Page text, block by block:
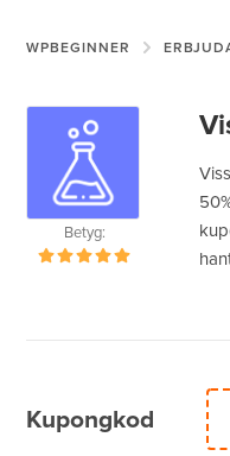
WPBEGINNER
Betyg:
Kupongkod